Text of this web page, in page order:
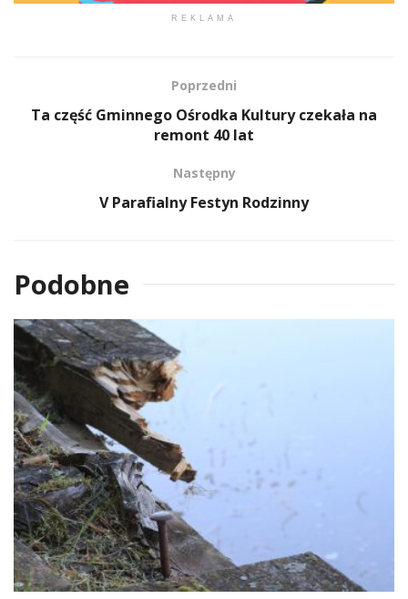
REKLAMA
Poprzedni
Ta część Gminnego Ośrodka Kultury czekała na
remont 40 lat
Następny
V Parafialny Festyn Rodzinny
Podobne